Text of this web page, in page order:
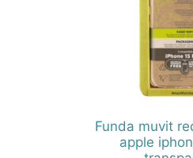
Funda muvit
apple